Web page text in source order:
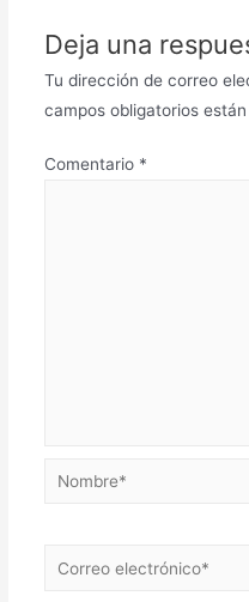
Deja una
Tu dirección de correo
campos obligatorios
Comentario *
Nombre*
Correo